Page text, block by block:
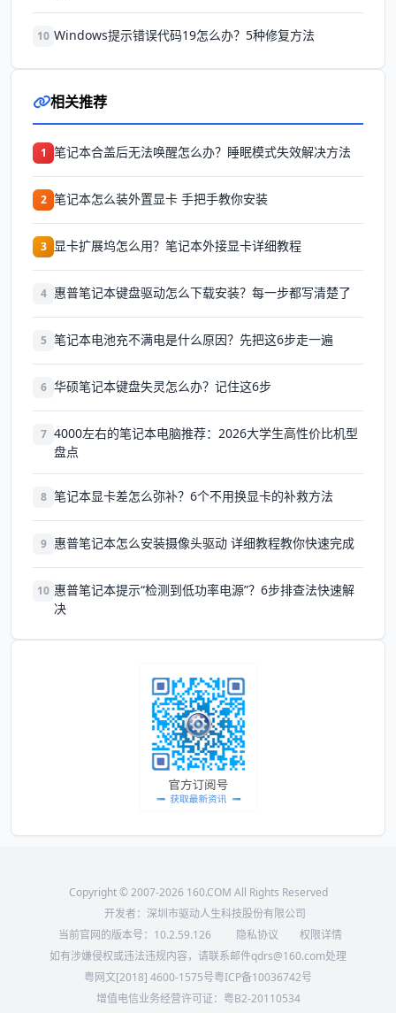
10 Windows提示错误代码19怎么办？5种修复方法
相关推荐
1 笔记本合盖后无法唤醒怎么办？睡眠模式失效解决方法
2 笔记本怎么装外置显卡 手把手教你安装
3 显卡扩展坞怎么用？笔记本外接显卡详细教程
4 惠普笔记本键盘驱动怎么下载安装？每一步都写清楚了
5 笔记本电池充不满电是什么原因？先把这6步走一遍
6 华硕笔记本键盘失灵怎么办？记住这6步
7 4000左右的笔记本电脑推荐：2026大学生高性价比机型
盘点
8 笔记本显卡差怎么弥补？6个不用换显卡的补救方法
9 惠普笔记本怎么安装摄像头驱动 详细教程教你快速完成
10 惠普笔记本提示“检测到低功率电源”？6步排查法快速解
决
Copyright © 2007-2026 160.COM All Rights Reserved
开发者：深圳市驱动人生科技股份有限公司
当前官网的版本号： 10.2.59.126 隐私协议
权限详情
如有涉嫌侵权或违法违规内容，请联系邮件qdrs@160.com处理
粤网文[2018] 4600-1575号粤ICP备10036742号
增值电信业务经营许可证：粤B2-20110534